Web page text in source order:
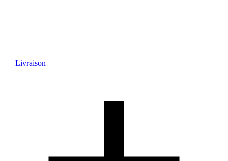
Livraison